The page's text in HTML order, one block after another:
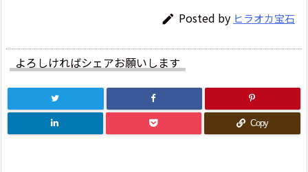
 Posted by ヒラオカ宝石
よろしければシェアお願いします
Copy